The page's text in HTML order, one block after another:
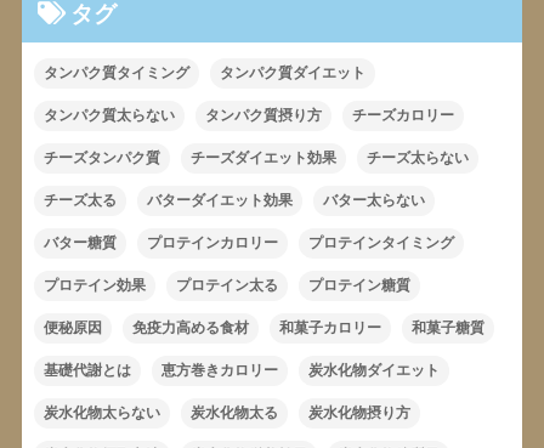
タグ
タンパク質タイミング タンパク質ダイエット
タンパク質太らない タンパク質摂り方 チーズカロリー
チーズタンパク質 チーズダイエット効果 チーズ太らない
チーズ太る バターダイエット効果 バター太らない
バター糖質 プロテインカロリー プロテインタイミング
プロテイン効果 プロテイン太る プロテイン糖質
便秘原因 免疫力高める食材 和菓子カロリー 和菓子糖質
基礎代謝とは 恵方巻きカロリー 炭水化物ダイエット
炭水化物太らない 炭水化物太る 炭水化物摂り方